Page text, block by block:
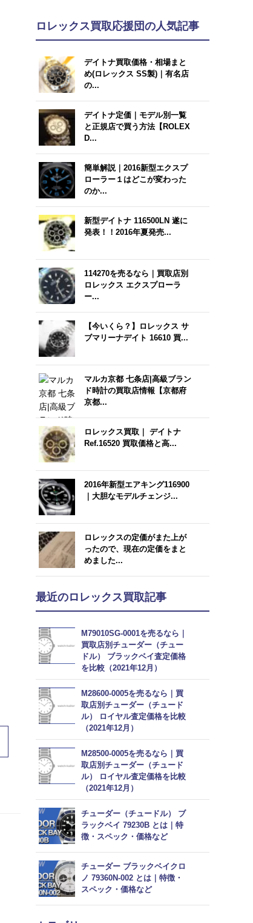
ロレックス買取応援団の人気記事
デイトナ買取価格・相場まと
め(ロレックス SS製)｜有名店
の...
デイトナ定価｜モデル別一覧
と正規店で買う方法【ROLEX
D...
簡単解説｜2016新型エクスプ
ローラー１はどこが変わった
のか...
新型デイトナ 116500LN 遂に
発表！！2016年夏発売...
114270を売るなら｜買取店別
ロレックス エクスプローラ
ー...
【今いくら？】ロレックス サ
ブマリーナデイト 16610 買...
マルカ京都 七条店|高級ブラン
ド時計の買取店情報【京都府
京都...
ロレックス買取｜ デイトナ
Ref.16520 買取価格と高...
2016年新型エアキング116900
｜大胆なモデルチェンジ...
ロレックスの定価がまた上が
ったので、現在の定価をまと
めました...
最近のロレックス買取記事
M79010SG-0001を売るなら｜
買取店別チューダー（チュー
ドル） ブラックベイ査定価格
を比較（2021年12月）
M28600-0005を売るなら｜買
取店別チューダー（チュード
ル） ロイヤル査定価格を比較
（2021年12月）
M28500-0005を売るなら｜買
取店別チューダー（チュード
ル） ロイヤル査定価格を比較
（2021年12月）
チューダー（チュードル） ブ
ラックベイ 79230B とは｜特
徴・スペック・価格など
チューダー ブラックベイクロ
ノ 79360N-002 とは｜特徴・
スペック・価格など